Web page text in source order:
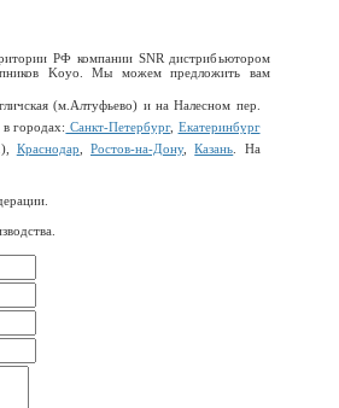
РФ компании SNR дистрибьютором
Koyo. Мы можем предложить вам
(м.Алтуфьево) и на Налесном пер.
городах: Санкт-Петербург, Екатеринбург
Краснодар Ростов-на-Дону,Казань . На